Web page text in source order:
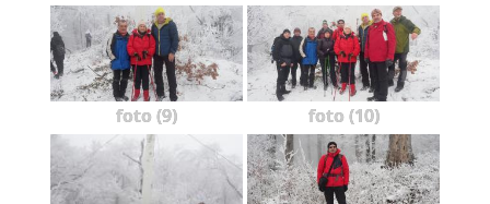
foto (9) foto (10)